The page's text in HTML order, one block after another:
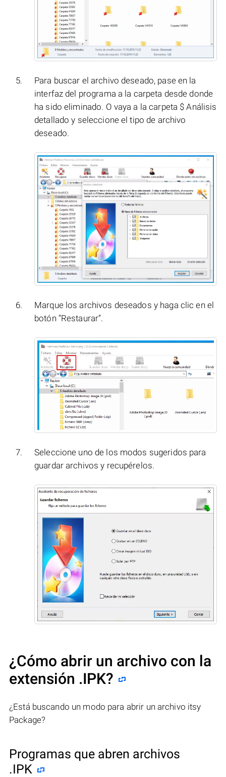
Para buscar el archivo deseado, pase en la
interfaz del programa a la carpeta desde donde
ha sido eliminado. O vaya a la carpeta $ Análisis
detallado y seleccione el tipo de archivo
deseado.
Marque los archivos deseados y haga clic en el
botón “Restaurar”.
Seleccione uno de los modos sugeridos para
guardar archivos y recupérelos.
¿Cómo abrir un archivo con la
extensión .IPK?
¿Está buscando un modo para abrir un archivo itsy
Package?
Programas que abren archivos
.IPK